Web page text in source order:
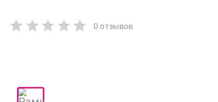
0 отзывов